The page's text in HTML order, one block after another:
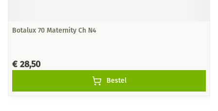
Botalux 70 Maternity Ch N4
€ 28,50
Bestel